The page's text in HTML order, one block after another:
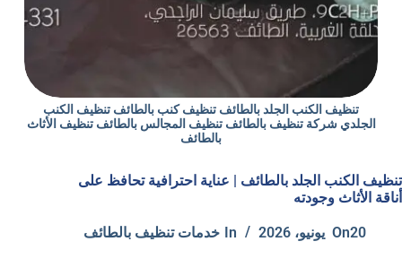
تنظيف الكنب الجلد بالطائف تنظيف كنب بالطائف تنظيف الكنب
الجلدي شركة تنظيف بالطائف تنظيف المجالس بالطائف تنظيف الأثاث
بالطائف
تنظيف الكنب الجلد بالطائف | عناية احترافية تحافظ على
أناقة الأثاث وجودته
On20 يونيو، 2026 In خدمات تنظيف بالطائف